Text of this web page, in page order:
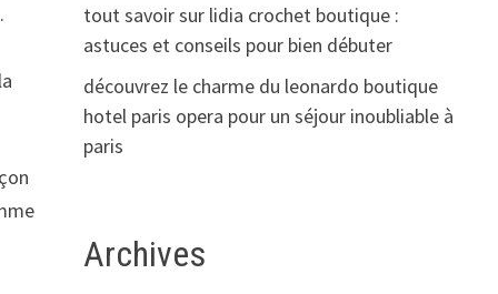
tout savoir sur lidia crochet boutique :
astuces et conseils pour bien débuter
découvrez le charme du leonardo boutique
hotel paris opera pour un séjour inoubliable à
paris
Archives